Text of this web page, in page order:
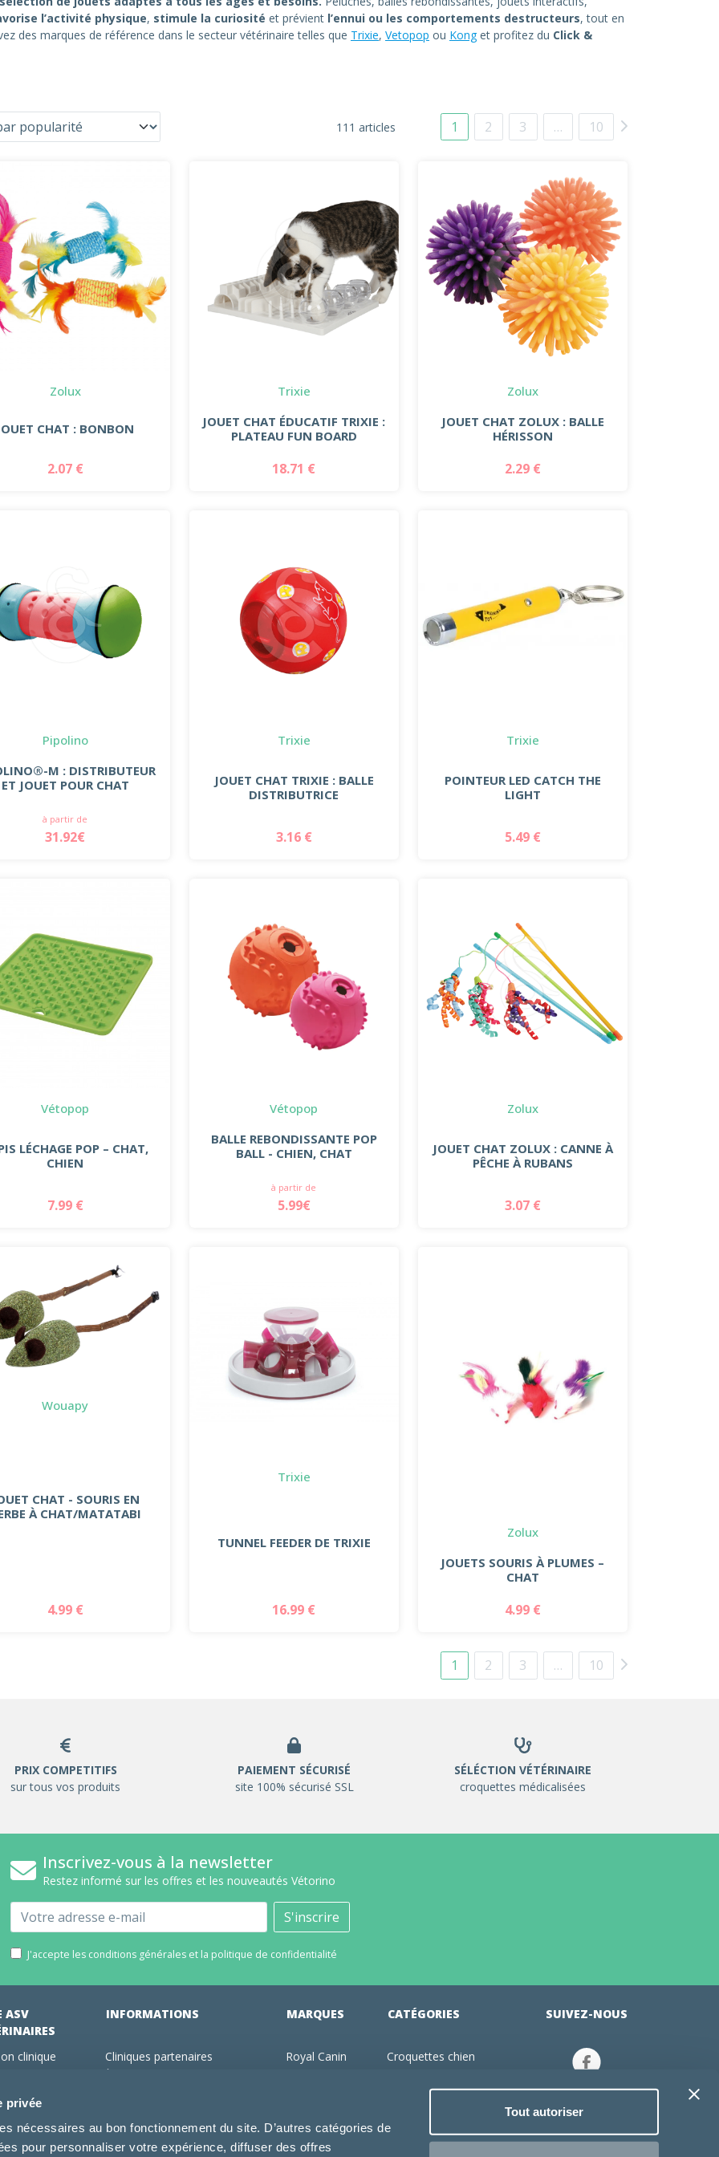
privée
nécessaires au bon fonctionnement du site. D’autres catégories de
pour personnaliser votre expérience, diffuser des offres
Tout autoriser
l’activité physique, stimule la curiosité et prévient l’ennui ou les comportements destructeurs, tout en
des marques de référence dans le secteur vétérinaire telles que Trixie, Vetopop ou Konget profitez du Click &
111 articles 1 2 3 … 10
Zolux
CHAT : BONBON
2.07 €
Trixie
JOUET CHAT ÉDUCATIF TRIXIE :
PLATEAU FUN BOARD
18.71 €
Zolux
JOUET CHAT ZOLUX : BALLE
HÉRISSON
2.29 €
Pipolino
M : DISTRIBUTEUR
ET JOUET POUR CHAT
à partir de
31.92€
Trixie
JOUET CHAT TRIXIE : BALLE
DISTRIBUTRICE
3.16 €
Trixie
POINTEUR LED CATCH THE
LIGHT
5.49 €
Vétopop
LÉCHAGE POP – CHAT,
CHIEN
7.99 €
Vétopop
BALLE REBONDISSANTE POP
BALL - CHIEN, CHAT
à partir de
5.99€
Zolux
JOUET CHAT ZOLUX : CANNE À
PÊCHE À RUBANS
3.07 €
Wouapy
CHAT - SOURIS EN
À CHAT/MATATABI
4.99 €
Trixie
TUNNEL FEEDER DE TRIXIE
16.99 €
Zolux
JOUETS SOURIS À PLUMES –
CHAT
4.99 €
1 2 3 … 10
PRIX COMPETITIFS
sur tous vos produits
PAIEMENT SÉCURISÉ
site 100% sécurisé SSL
SÉLÉCTION VÉTÉRINAIRE
croquettes médicalisées
Inscrivez-vous à la newsletter
Restez informé sur les offres et les nouveautés Vétorino
Email S'inscrire
J'accepte les conditions générales et la politique de confidentialité
ASV
clinique
Vétorino
INFORMATIONS
Cliniques partenaires
Utilisation des cookies
Conditions générales d'utilisation
MARQUES
Royal Canin
Specific
Dechra
CATÉGORIES
Croquettes chien
Jouets chien
Produits vétérinaire chien
SUIVEZ-NOUS